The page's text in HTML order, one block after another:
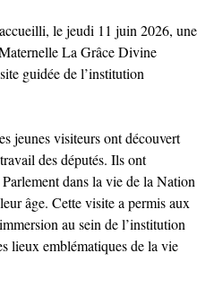
le jeudi 11 juin 2026, une
La Grâce Divine
guidée de l’institution
jeunes visiteurs ont découvert
des députés. Ils ont
dans la vie de la Nation
âge. Cette visite a permis aux
au sein de l’institution
lieux emblématiques de la vie